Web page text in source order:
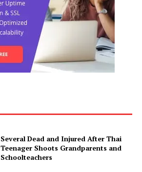
Several Dead and Injured After Thai
Teenager Shoots Grandparents and
Schoolteachers